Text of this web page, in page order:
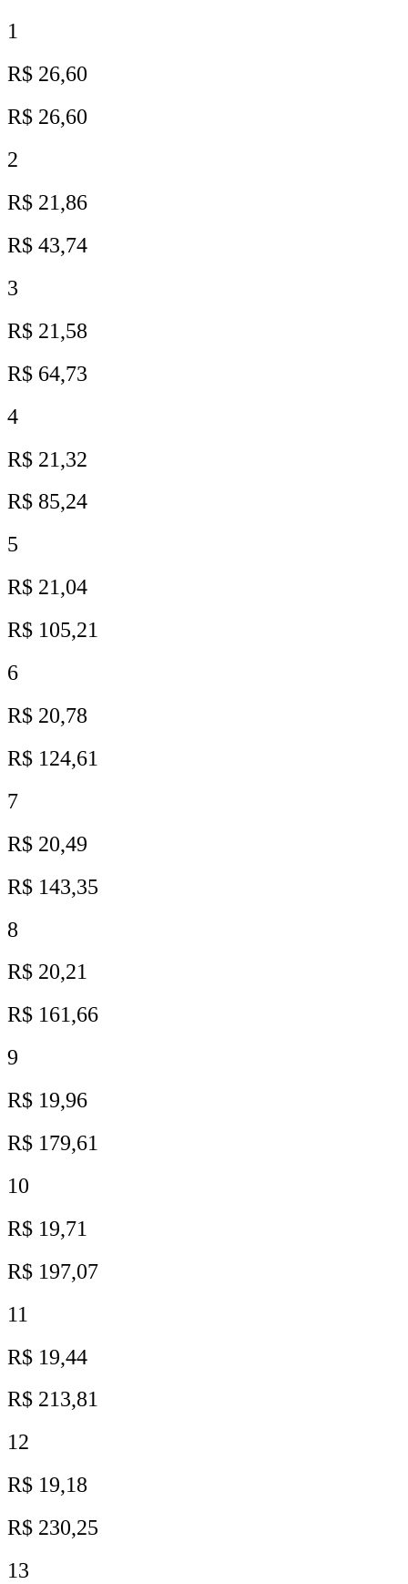
1
R$ 26,60
R$ 26,60
2
R$ 21,86
R$ 43,74
3
R$ 21,58
R$ 64,73
4
R$ 21,32
R$ 85,24
5
R$ 21,04
R$ 105,21
6
R$ 20,78
R$ 124,61
7
R$ 20,49
R$ 143,35
8
R$ 20,21
R$ 161,66
9
R$ 19,96
R$ 179,61
10
R$ 19,71
R$ 197,07
11
R$ 19,44
R$ 213,81
12
R$ 19,18
R$ 230,25
13